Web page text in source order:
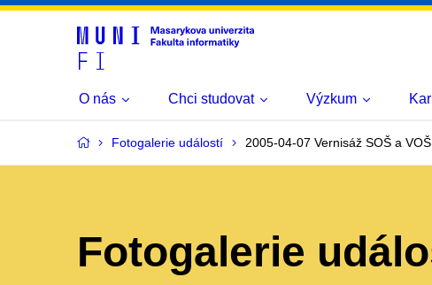
O nás Chci studovat Výzkum
Fotogalerie událostí 2005-04-07 Vernisáž SOŠ a
Fotogalerie